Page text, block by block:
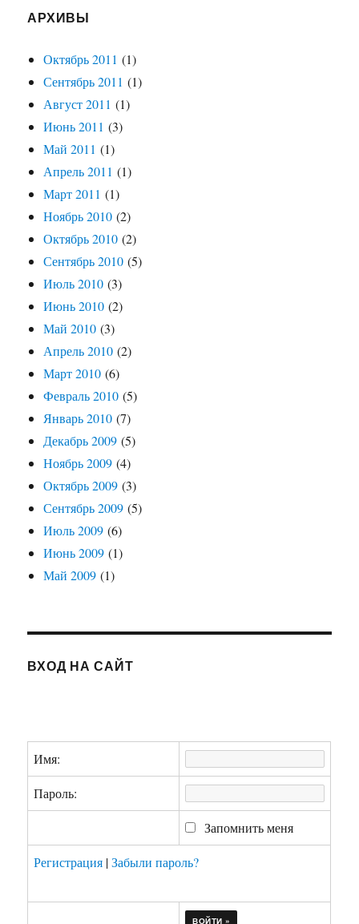
АРХИВЫ
Октябрь 2011 (1)
Сентябрь 2011 (1)
Август 2011 (1)
Июнь 2011 (3)
Май 2011 (1)
Апрель 2011 (1)
Март 2011 (1)
Ноябрь 2010 (2)
Октябрь 2010 (2)
Сентябрь 2010 (5)
Июль 2010 (3)
Июнь 2010 (2)
Май 2010 (3)
Апрель 2010 (2)
Март 2010 (6)
Февраль 2010 (5)
Январь 2010 (7)
Декабрь 2009 (5)
Ноябрь 2009 (4)
Октябрь 2009 (3)
Сентябрь 2009 (5)
Июль 2009 (6)
Июнь 2009 (1)
Май 2009 (1)
ВХОД НА САЙТ
Имя:
Пароль:
Запомнить меня
Регистрация |Забыли пароль?